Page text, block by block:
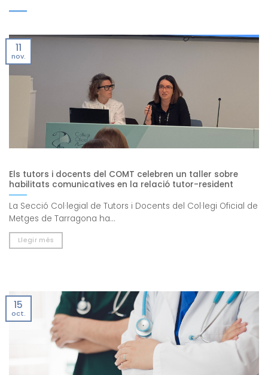
Els tutors i docents del COMT celebren un taller sobre
habilitats comunicatives en la relació tutor-resident
La Secció Col·legial de Tutors i Docents del Col·legi Oficial de
Metges de Tarragona ha...
Llegir més
11
nov.
15
oct.